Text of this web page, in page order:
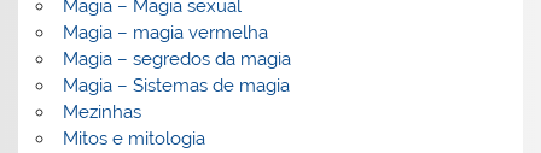
Magia – Magia sexual
Magia – magia vermelha
Magia – segredos da magia
Magia – Sistemas de magia
Mezinhas
Mitos e mitologia